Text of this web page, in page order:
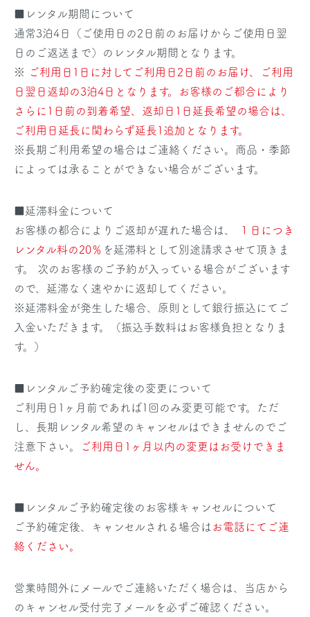
■レンタル期間について
通常3泊4日（ご使用日の2日前のお届けからご使用日翌
日のご返送まで）のレンタル期間となります。
※
ご利用日1日に対してご利用日2日前のお届け、ご利用
日翌日返却の3泊4日となります。お客様のご都合により
さらに1日前の到着希望、返却日1日延長希望の場合は、
ご利用日延長に関わらず延長1追加となります。
※長期ご利用希望の場合はご連絡ください。商品・季節
によっては承ることができない場合がございます。
■延滞料金について
お客様の都合によりご返却が遅れた場合は、
１日につき
レンタル料の20％ を延滞料として別途請求させて頂きま
す。 次のお客様のご予約が入っている場合がございます
ので、延滞なく速やかに返却してください。
※延滞料金が発生した場合、原則として銀行振込にてご
入金いただきます。（振込手数料はお客様負担となりま
す。）
■レンタルご予約確定後の変更について
ご利用日1ヶ月前であれば1回のみ変更可能です。ただ
し、長期レンタル希望のキャンセルはできませんのでご
注意下さい。
ご利用日1ヶ月以内の変更はお受けできま
せん。
■レンタルご予約確定後のお客様キャンセルについて
ご予約確定後、キャンセルされる場合は お電話にてご連
絡ください。
営業時間外にメールでご連絡いただく場合は、当店から
のキャンセル受付完了メールを必ずご確認ください。